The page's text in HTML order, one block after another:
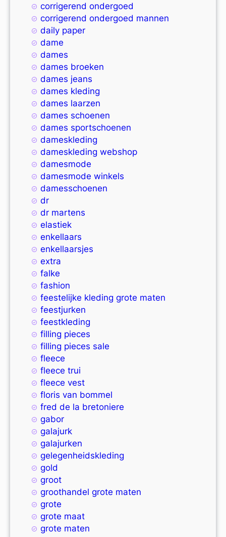
corrigerend ondergoed
corrigerend ondergoed mannen
daily paper
dame
dames
dames broeken
dames jeans
dames kleding
dames laarzen
dames schoenen
dames sportschoenen
dameskleding
dameskleding webshop
damesmode
damesmode winkels
damesschoenen
dr
dr martens
elastiek
enkellaars
enkellaarsjes
extra
falke
fashion
feestelijke kleding grote maten
feestjurken
feestkleding
filling pieces
filling pieces sale
fleece
fleece trui
fleece vest
floris van bommel
fred de la bretoniere
gabor
galajurk
galajurken
gelegenheidskleding
gold
groot
groothandel grote maten
grote
grote maat
grote maten